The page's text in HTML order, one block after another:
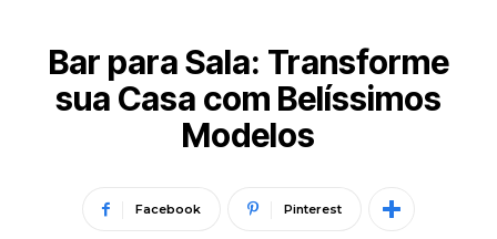
Bar para Sala: Transforme
sua Casa com Belíssimos
Modelos
Facebook Pinterest